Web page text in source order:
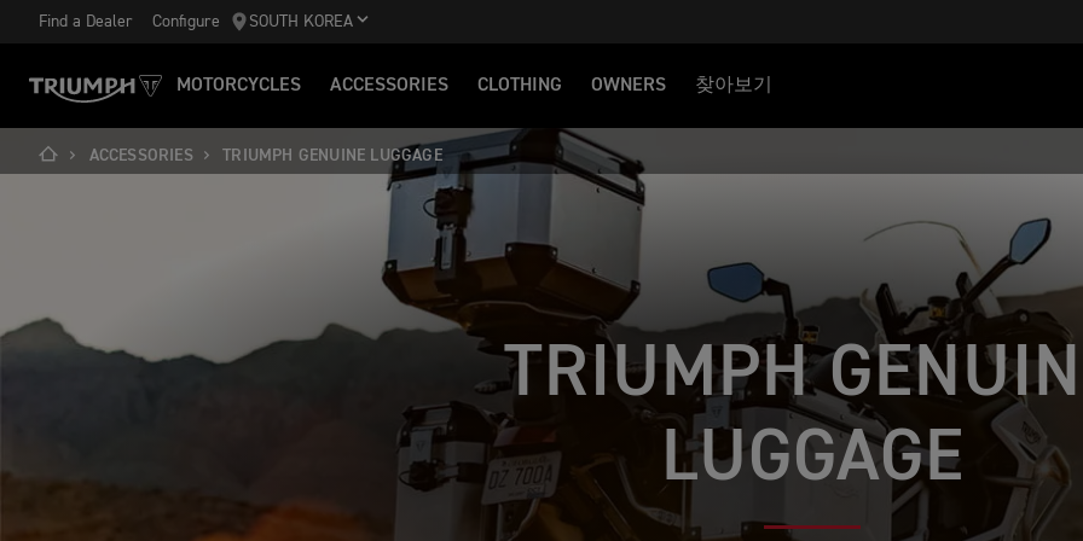
Find a Dealer Configure SOUTH KOREA
MOTORCYCLES ACCESSORIES CLOTHING OWNERS 찾아보기
ACCESSORIES TRIUMPH GENUINE LUGGAGE
TRIUMPH
LUGGAGE